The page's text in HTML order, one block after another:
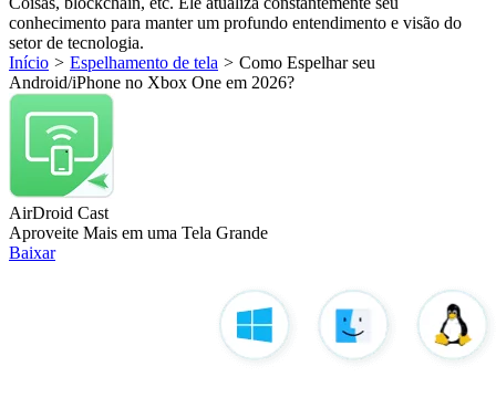
conhecimento para manter um profundo entendimento e visão do
setor de tecnologia.
Início > Espelhamento de tela > Como Espelhar seu
Android/iPhone no Xbox One em 2026?
AirDroid Cast
Aproveite Mais em uma Tela Grande
Baixar